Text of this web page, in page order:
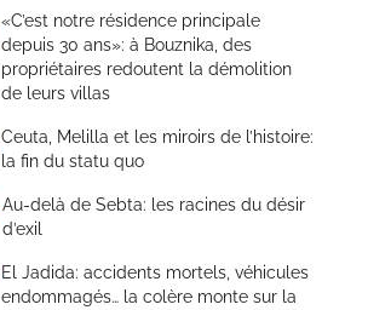
«C’est notre résidence principale
depuis 30 ans»: à Bouznika, des
propriétaires redoutent la démolition
de leurs villas
Ceuta, Melilla et les miroirs de l’histoire:
la fin du statu quo
Au-delà de Sebta: les racines du désir
d’exil
El Jadida: accidents mortels, véhicules
endommagés… la colère monte sur la